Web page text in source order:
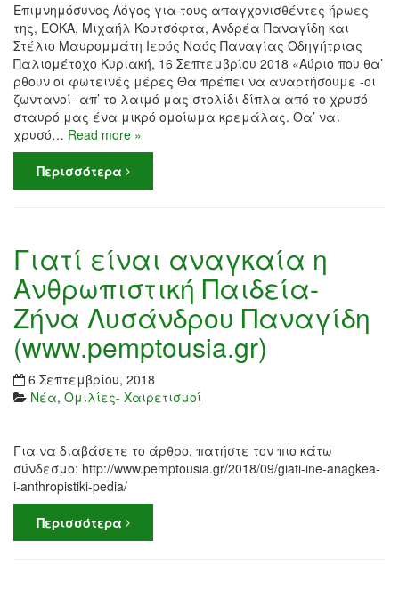
Επιμνημόσυνος Λόγος για τους απαγχονισθέντες ήρωες
της, ΕΟΚΑ, Μιχαήλ Κουτσόφτα, Ανδρέα Παναγίδη και
Στέλιο Μαυρομμάτη Ιερός Ναός Παναγίας Οδηγήτριας
Παλιομέτοχο Κυριακή, 16 Σεπτεμβρίου 2018 «Αύριο που θα’
ρθουν οι φωτεινές μέρες Θα πρέπει να αναρτήσουμε -οι
ζωντανοί- απ’ το λαιμό μας στολίδι δίπλα από το χρυσό
σταυρό μας ένα μικρό ομοίωμα κρεμάλας. Θα’ ναι
χρυσό… Read more »
Περισσότερα
Γιατί είναι αναγκαία η
Ανθρωπιστική Παιδεία-
Ζήνα Λυσάνδρου Παναγίδη
(www.pemptousia.gr)
6 Σεπτεμβρίου, 2018
Νέα, Ομιλίες- Χαιρετισμοί
Για να διαβάσετε το άρθρο, πατήστε τον πιο κάτω
σύνδεσμο: http://www.pemptousia.gr/2018/09/giati-ine-anagkea-
i-anthropistiki-pedia/
Περισσότερα